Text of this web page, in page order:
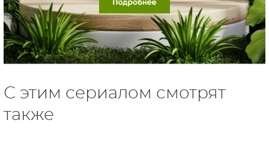
С этим сериалом смотрят
также